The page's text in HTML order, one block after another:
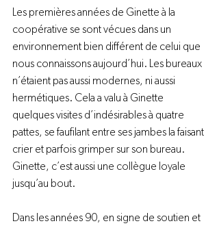
Les premières années de Ginette à la
coopérative se sont vécues dans un
environnement bien différent de celui que
nous connaissons aujourd’hui. Les bureaux
n’étaient pas aussi modernes, ni aussi
hermétiques. Cela a valu à Ginette
quelques visites d’indésirables à quatre
pattes, se faufilant entre ses jambes la faisant
crier et parfois grimper sur son bureau.
Ginette, c’est aussi une collègue loyale
jusqu’au bout.
Dans les années 90, en signe de soutien et